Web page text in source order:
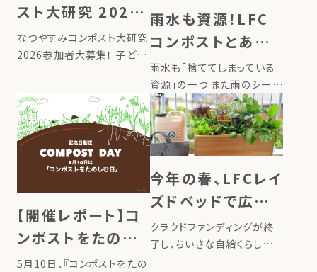
スト大研究 2026
LFCコンポスト 自
由研究キット』限定
なつやすみコンポスト大研究
2026参加者大募集！ 子ども
肥にして、野菜づくりまで取
り組むことで生ごみの栄養循
環を体験できる『LFCコンポ
スト 自由研究キット』を202
雨水も資源！LFC
コンポストとあわ
せて取り入れたい、
雨水活用のススメ
雨水も「捨ててしまっている
資源」の一つ また雨のシーズ
ンが近づいてきました。植物
にとっては恵みの雨でも、生
活者の視点から見るとちょっ
と厄介。でも、そんな雨の日
が楽しみに感じられるとした
ら？雨の日に屋根やベランダ
から流れ落 […]
【開催レポート】コ
ンポストをたのし
む日2026～各地
5月10日、『コンポストをたの
今年の春、LFCレイ
ズドベッドで広が
る「循環生活」の仲
間たちの声
クラウドファンディングが終
了し、ちいさな自給くらしキッ